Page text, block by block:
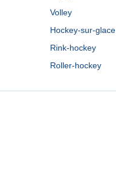
Volley
Hockey-sur-glace
Rink-hockey
Roller-hockey